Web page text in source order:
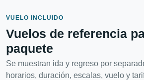
VUELO INCLUIDO
Vuelos de referencia
paquete
Se muestran ida y regreso por
horarios, duración, escalas, vuelo y